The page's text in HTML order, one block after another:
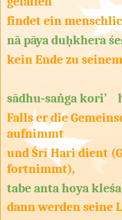
findet ein
nā pāya duḥkhera
kein Ende zu
sādhu-saṅga kori’
Falls er die
aufnimmt
und Śrī Hari dient
fortnimmt),
tabe anta hoya kleśa
dann werden seine